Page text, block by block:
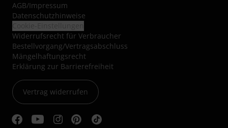
AGB/Impressum
Datenschutzhinweise
Widerrufsrecht für Verbraucher
Bestellvorgang/Vertragsabschluss
Mängelhaftungsrecht
Erklärung zur Barrierefreiheit
Vertrag widerrufen